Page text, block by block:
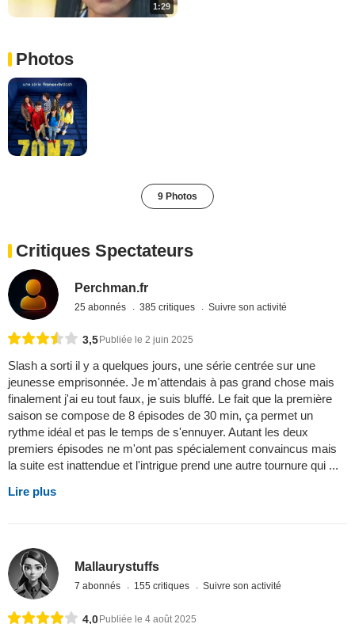
1:29
Photos
9 Photos
Critiques Spectateurs
Perchman.fr
25 abonnés 385 critiques Suivre son activité
3,5 Publiée le 2 juin 2025
Slash a sorti il y a quelques jours, une série centrée sur une
jeunesse emprisonnée. Je m'attendais à pas grand chose mais
finalement j'ai eu tout faux, je suis bluffé. Le fait que la première
saison se compose de 8 épisodes de 30 min, ça permet un
rythme idéal et pas le temps de s'ennuyer. Autant les deux
premiers épisodes ne m'ont pas spécialement convaincus mais
la suite est inattendue et l'intrigue prend une autre tournure qui ...
Lire plus
Mallaurystuffs
7 abonnés 155 critiques Suivre son activité
4,0Publiée le 4 août 2025